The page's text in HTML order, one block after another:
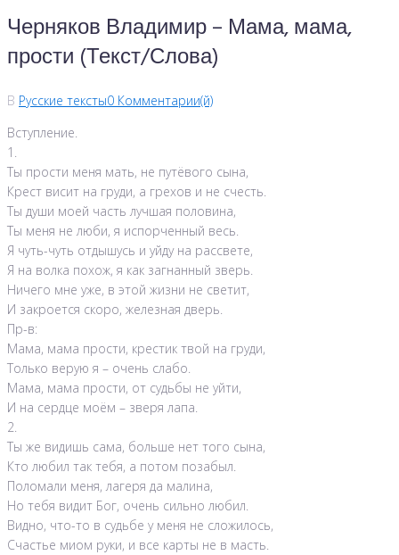
Черняков Владимир – Мама, мама,
прости (Текст/Слова)
В Русские тексты0 Комментарии(й)
Вступление.
1.
Ты прости меня мать, не путёвого сына,
Крест висит на груди, а грехов и не счесть.
Ты души моей часть лучшая половина,
Ты меня не люби, я испорченный весь.
Я чуть-чуть отдышусь и уйду на рассвете,
Я на волка похож, я как загнанный зверь.
Ничего мне уже, в этой жизни не светит,
И закроется скоро, железная дверь.
Пр-в:
Мама, мама прости, крестик твой на груди,
Только верую я – очень слабо.
Мама, мама прости, от судьбы не уйти,
И на сердце моём – зверя лапа.
2.
Ты же видишь сама, больше нет того сына,
Кто любил так тебя, а потом позабыл.
Поломали меня, лагеря да малина,
Но тебя видит Бог, очень сильно любил.
Видно, что-то в судьбе у меня не сложилось,
Счастье миом руки, и все карты не в масть.